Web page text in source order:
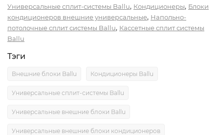
Универсальные сплит-системы Ballu, Кондиционеры, Блоки
кондиционеров внешние универсальные, Напольно-
потолочные сплит системы Ballu, Кассетные сплит системы
Ballu
Тэги
Внешние блоки Ballu Кондиционеры Ballu
Универсальные сплит-системы Ballu
Универсальные внешние блоки Ballu
Универсальные внешние блоки кондиционеров